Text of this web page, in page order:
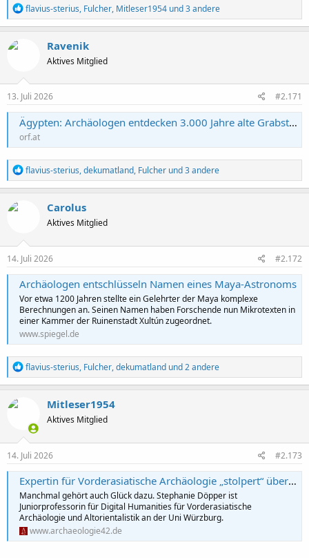
R
e
a
n
e
flavius-sterius, Fulcher, Mitleser1954 und 3 andere
Ravenik
Aktives Mitglied
13. Juli 2026 #2.171
Ägypten: Archäologen entdecken 3.000 Jahre alte Grabstätte
orf.at
R
e
a
n
e
flavius-sterius,dekumatland, Fulcher und 3 andere
Carolus
Aktives Mitglied
14. Juli 2026 #2.172
Archäologen entschlüsseln Namen eines Maya-Astronoms
Vor etwa 1200 Jahren stellte ein Gelehrter der Maya komplexe
Berechnungen an. Seinen Namen haben Forschende nun Mikrotexten in
einer Kammer der Ruinenstadt Xultún zugeordnet.
www.spiegel.de
R
e
a
o
n
e
:
flavius-sterius, Fulcher,dekumatland und 2 andere
Mitleser1954
Aktives Mitglied
14. Juli 2026 #2.173
Expertin für Vorderasiatische Archäologie „stolpert“ über 4000 Jahre altes Objekt
Manchmal gehört auch Glück dazu. Stephanie Döpper ist
Juniorprofessorin für Digital Humanities für Vorderasiatische
Archäologie und Altorientalistik an der Uni Würzburg.
www.archaeologie42.de